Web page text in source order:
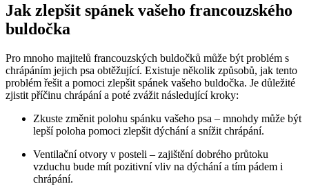
Jak zlepšit spánek vašeho francouzského
buldočka
Pro mnoho majitelů francouzských buldočků může být problém s
chrápáním jejich psa obtěžující. Existuje několik způsobů, jak tento
problém řešit a pomoci zlepšit spánek vašeho buldočka. Je důležité
zjistit příčinu chrápání a poté zvážit následující kroky:
Zkuste změnit polohu spánku vašeho psa – mnohdy může být
lepší poloha pomoci zlepšit dýchání a snížit chrápání.
Ventilační otvory v posteli – zajištění dobrého průtoku
vzduchu bude mít pozitivní vliv na dýchání a tím pádem i
chrápání.